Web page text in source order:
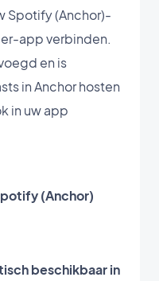
Spotify (Anchor)-
app verbinden.
en is
in Anchor hosten
in uw app
(Anchor)
beschikbaar in